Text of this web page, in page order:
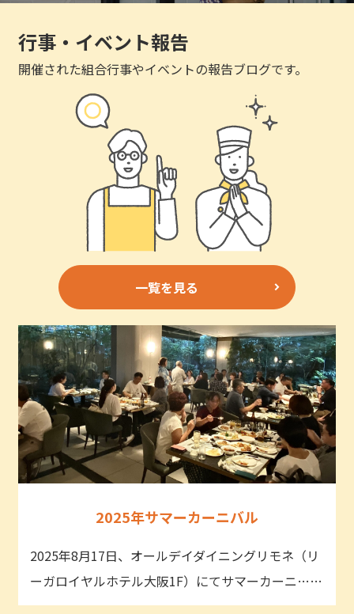
行事・イベント報告
開催された組合行事やイベントの報告ブログです。
一覧を見る
2025年サマーカーニバル
2025年8月17日、オールデイダイニングリモネ（リ
ーガロイヤルホテル大阪1F）にてサマーカーニ……